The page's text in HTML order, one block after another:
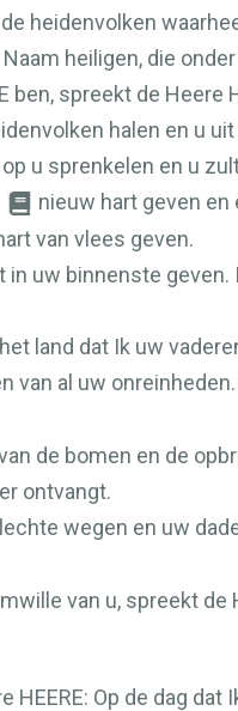
heidenvolken
heiligen, die
ben, spreekt de Heere
halen en u
u sprenkelen en u
nieuw hart geven en
van vlees geven.
in uw binnenste
land dat Ik uw
van al uw
de bomen en de
ontvangt.
wegen en uw
van u, spreekt de
HEERE: Op de dag dat